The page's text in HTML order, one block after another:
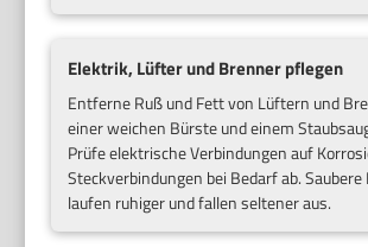
Elektrik, Lüfter und Brenner pflegen
Entferne Ruß und Fett von Lüftern und
einer weichen Bürste und einem
Prüfe elektrische Verbindungen auf
Steckverbindungen bei Bedarf ab. Saubere
laufen ruhiger und fallen seltener aus.